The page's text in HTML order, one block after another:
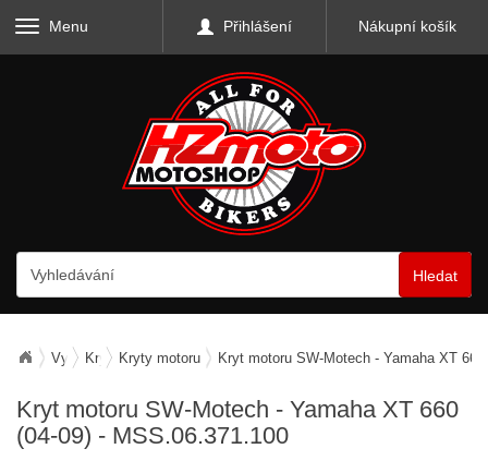
Menu Přihlášení Nákupní košík
Hledat
Vybavení motocyklu
Kryty a mřížky
Kryty motoru Kryt motoru SW-Motech - Yamaha XT
Kryt motoru SW-Motech - Yamaha XT 660
(04-09) - MSS.06.371.100